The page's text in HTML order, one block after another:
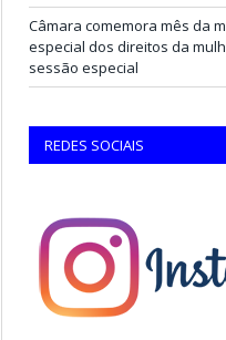
Câmara comemora mês da
especial dos direitos da
sessão especial
REDES SOCIAIS